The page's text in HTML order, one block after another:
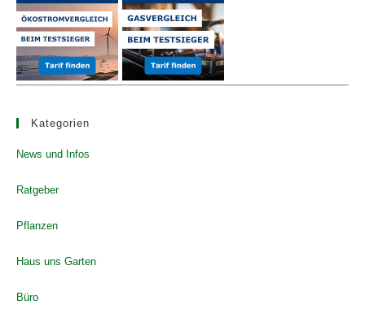
Kategorien
News und Infos
Ratgeber
Pflanzen
Haus uns Garten
Büro